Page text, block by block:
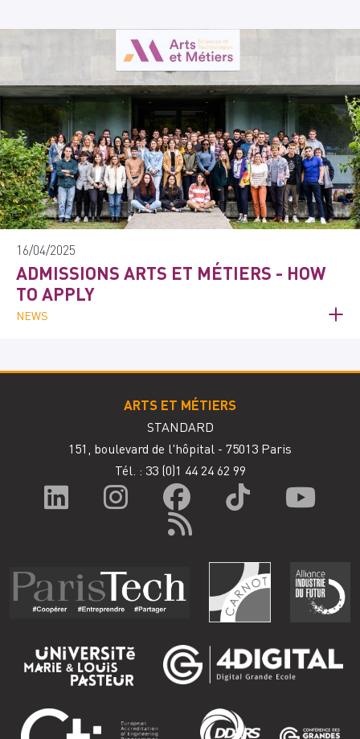
16/04/2025
ADMISSIONS ARTS ET MÉTIERS - HOW
TO APPLY
NEWS
ARTS ET MÉTIERS
STANDARD
151, boulevard de l'hôpital - 75013 Paris
Tél. : 33 (0)1 44 24 62 99